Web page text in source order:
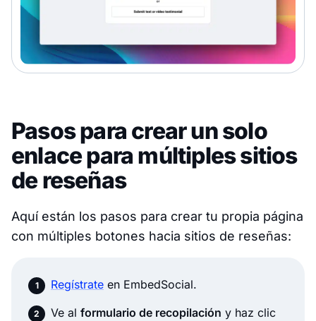
Pasos para crear un solo
enlace para múltiples sitios
de reseñas
Aquí están los pasos para crear tu propia página
con múltiples botones hacia sitios de reseñas:
Regístrate en EmbedSocial.
Ve al formulario de recopilación y haz clic